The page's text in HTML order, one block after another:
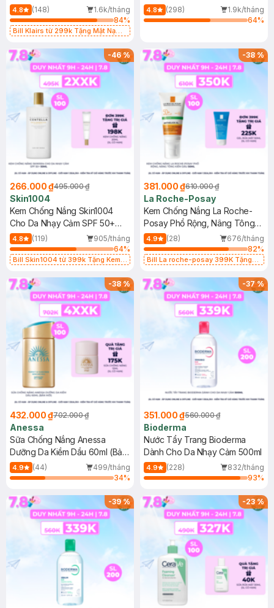
4.8 (148)
1.6k/tháng
84%
Bill Klairs từ 299k Tặng Mặt Nạ
25ml (SL Có Hạn)
400ml
4.8 (298)
1.9k/tháng
64%
-46%
266.000 ₫495.000 ₫
Skin1004
Kem Chống Nắng Skin1004
Cho Da Nhạy Cảm SPF 50+
50ml
4.8 (119)
905/tháng
64%
Bill Skin1004 từ 399k Tặng Kem
SPF 50+ 20ml (SL Có Hạn)
-38%
381.000 ₫610.000 ₫
La Roche-Posay
Kem Chống Nắng La Roche-
Posay Phổ Rộng, Nâng Tông
Kiềm Dầu 50ml
4.9 (28)
676/tháng
82%
Bill La roche-posay 399K Tặng
(SL có hạn)
-38%
432.000 ₫702.000 ₫
Anessa
Sữa Chống Nắng Anessa
Dưỡng Da Kiềm Dầu 60ml (Bản
Mới)
4.9 (44)
499/tháng
34%
-37%
351.000 ₫560.000 ₫
Bioderma
Nước Tẩy Trang Bioderma
Dành Cho Da Nhạy Cảm 500ml
4.9 (228)
832/tháng
93%
-39% -23%